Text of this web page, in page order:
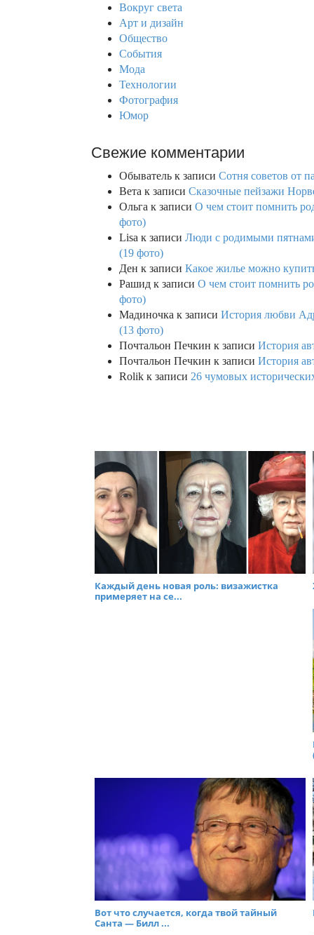
Вокруг света
Арт и дизайн
Общество
События
Мода
Технологии
Фотография
Юмор
Свежие комментарии
Обыватель к записи Сотня советов от
Вета к записи Сказочные пейзажи
Ольга к записи О чем стоит помнить
фото)
Lisa к записи Люди с родимыми
(19 фото)
Ден к записи Какое жилье можно
Рашид к записи О чем стоит помнить
фото)
Мадиночка к записи История любви
(13 фото)
Почтальон Печкин к записи История
Почтальон Печкин к записи История
Rolik к записи 26 чумовых
Каждый день новая роль: визажистка
примеряет на се...
Вот что случается, когда твой тайный
Санта — Билл ...